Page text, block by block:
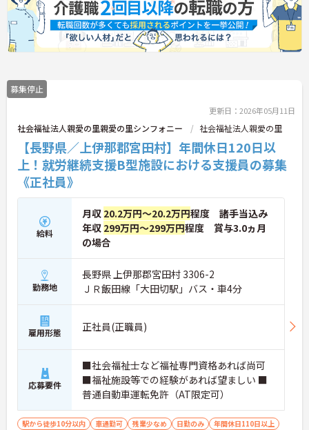
募集停止
更新日：2026年05月11日
社会福祉法人親愛の里親愛の里シンフォニー 社会福祉法人親愛の里
【長野県／上伊那郡宮田村】年間休日120日以
上！就労継続支援B型施設における支援員の募集
《正社員》
給料
月収 20.2万円～20.2万円程度 諸手当込み
年収 299万円～299万円程度 賞与3.0ヵ月
の場合
勤務地
長野県 上伊那郡宮田村 3306-2
ＪＲ飯田線「大田切駅」バス・車4分
雇用形態 正社員(正職員)
応募要件
■社会福祉士など福祉専門資格あれば尚可
■福祉施設等での経験があれば望ましい ■
普通自動車運転免許（AT限定可）
駅から徒歩10分以内 車通勤可 残業少なめ 日勤のみ
年間休日110日以上